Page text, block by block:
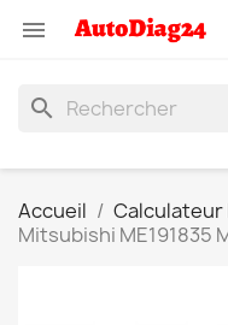

search
Accueil
Mitsubishi ME191835